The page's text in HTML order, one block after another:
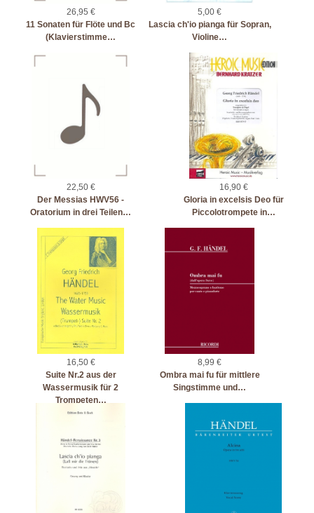
26,95 €
11 Sonaten für Flöte und Bc
(Klavierstimme…
5,00 €
Lascia ch'io pianga für Sopran,
Violine…
22,50 €
Der Messias HWV56 -
Oratorium in drei Teilen…
16,90 €
Gloria in excelsis Deo für
Piccolotrompete in…
16,50 €
Suite Nr.2 aus der
Wassermusik für 2
Trompeten…
8,99 €
Ombra mai fu für mittlere
Singstimme und…